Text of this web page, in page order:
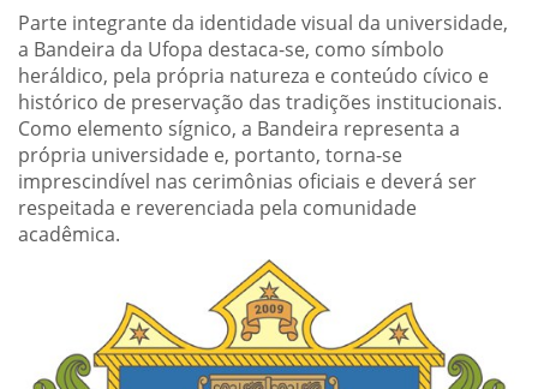
Parte integrante da identidade visual da universidade,
a Bandeira da Ufopa destaca-se, como símbolo
heráldico, pela própria natureza e conteúdo cívico e
histórico de preservação das tradições institucionais.
Como elemento sígnico, a Bandeira representa a
própria universidade e, portanto, torna-se
imprescindível nas cerimônias oficiais e deverá ser
respeitada e reverenciada pela comunidade
acadêmica.